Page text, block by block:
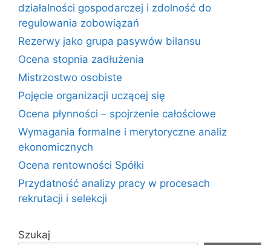
działalności gospodarczej i zdolność do
regulowania zobowiązań
Rezerwy jako grupa pasywów bilansu
Ocena stopnia zadłużenia
Mistrzostwo osobiste
Pojęcie organizacji uczącej się
Ocena płynności – spojrzenie całościowe
Wymagania formalne i merytoryczne analiz
ekonomicznych
Ocena rentowności Spółki
Przydatność analizy pracy w procesach
rekrutacji i selekcji
Szukaj